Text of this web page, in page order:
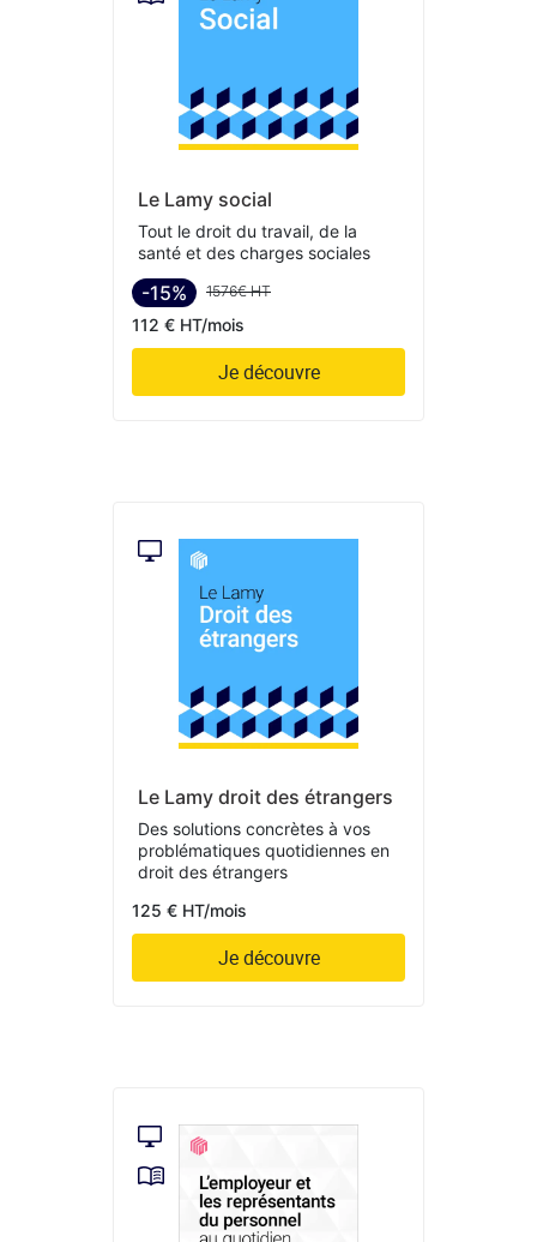
Le Lamy social
Tout le droit du travail, de la
santé et des charges sociales
-15% 1576€ HT
112 € HT/mois
Je découvre
Le Lamy droit des étrangers
Des solutions concrètes à vos
problématiques quotidiennes en
droit des étrangers
125 € HT/mois
Je découvre